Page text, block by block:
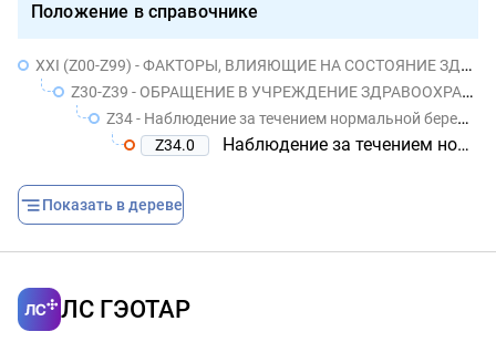
Положение в справочнике
XXI (Z00-Z99) - ФАКТОРЫ, ВЛИЯЮЩИЕ НА СОСТОЯНИЕ ЗДОРОВЬЯ НАСЕЛЕНИЯ И ОБРАЩЕНИЯ В УЧРЕЖДЕНИЯ ЗДРАВООХРАНЕНИЯ
Z30-Z39 - ОБРАЩЕНИЕ В УЧРЕЖДЕНИЕ ЗДРАВООХРАНЕНИЯ В СВЯЗИ С ОБСТОЯТЕЛЬСТВАМИ, ОТНОСЯЩИМИСЯ К РЕПРОДУКТИВНОЙ ФУНКЦИИ
Z34 - Наблюдение за течением нормальной беременности
Z34.0
Наблюдение за течением нормальной первой беременности
Показать в дереве
ЛС ГЭОТАР